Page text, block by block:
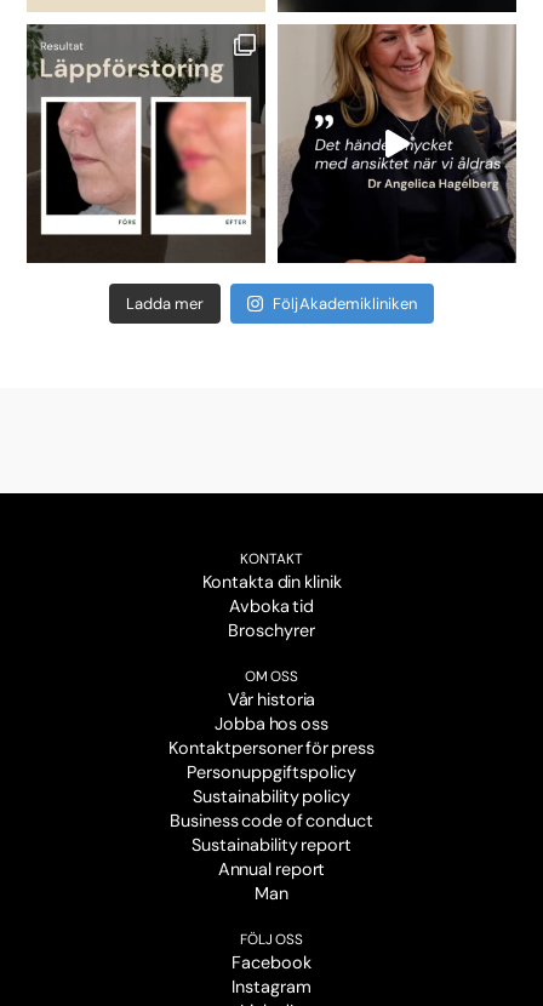
Ladda mer Följ Akademikliniken
KONTAKT
Kontakta din klinik
Avboka tid
Broschyrer
OM OSS
Vår historia
Jobba hos oss
Kontaktpersoner för press
Personuppgiftspolicy
Sustainability policy
Business code of conduct
Sustainability report
Annual report
Man
FÖLJ OSS
Facebook
Instagram